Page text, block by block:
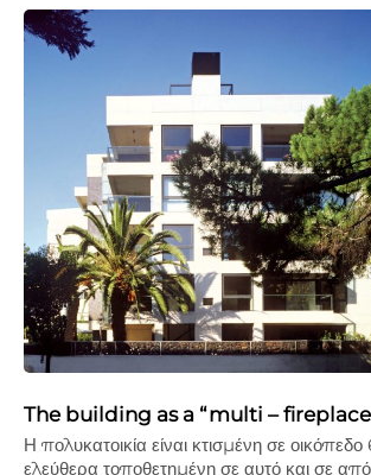
The building as a “multi –
Η πολυκατοικία είναι κτισμένη σε
ελεύθερα τοποθετημένη σε αυτό και σε